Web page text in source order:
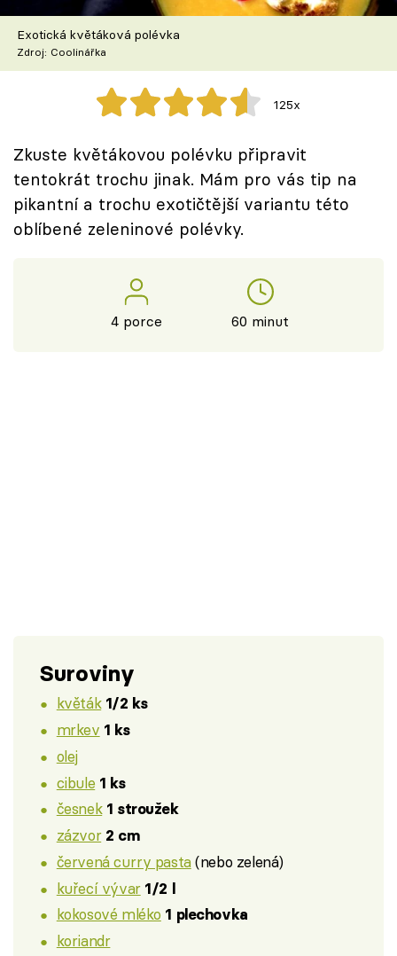
Škola vaření
Recepty z TV
Speciál: Cuketa
Těhotnej kuchař
Sledujte prima+
Exotická květáková polévka
Zdroj: Coolinářka
125x
Zkuste květákovou polévku připravit
tentokrát trochu jinak. Mám pro vás tip na
pikantní a trochu exotičtější variantu této
oblíbené zeleninové polévky.
4 porce 60 minut
Suroviny
květák 1/2 ks
mrkev 1 ks
olej
cibule 1 ks
česnek 1 stroužek
zázvor 2 cm
červená curry pasta(nebo zelená)
kuřecí vývar 1/2 l
kokosové mléko 1 plechovka
koriandr